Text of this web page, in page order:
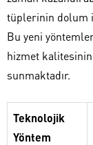
tüplerinin dolum
Bu yeni
hizmet kalitesinin
sunmaktadır.
Teknolojik
Yöntem